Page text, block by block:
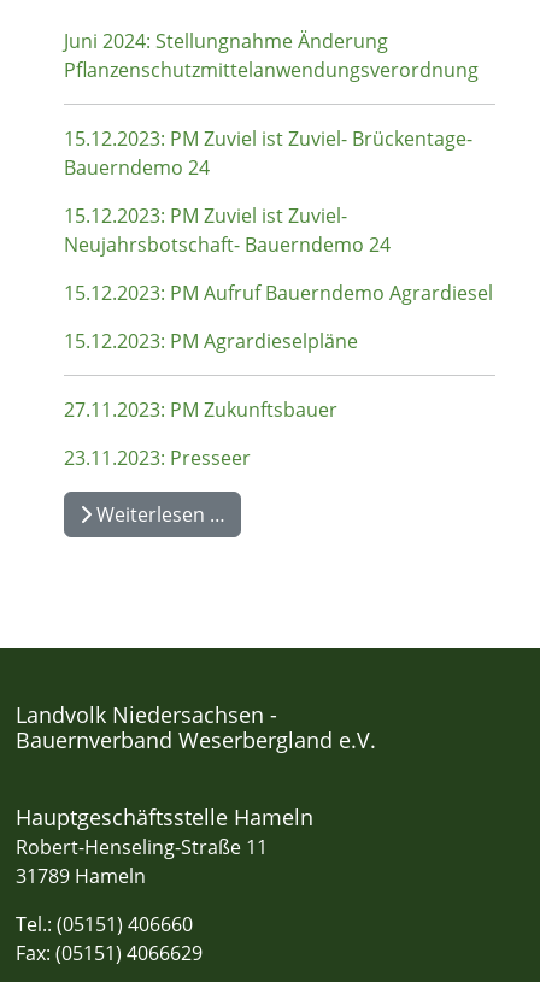
Juni 2024: Stellungnahme Änderung
Pflanzenschutzmittelanwendungsverordnung
15.12.2023: PM Zuviel ist Zuviel- Brückentage-
Bauerndemo 24
15.12.2023: PM Zuviel ist Zuviel-
Neujahrsbotschaft- Bauerndemo 24
15.12.2023: PM Aufruf Bauerndemo Agrardiesel
15.12.2023: PM Agrardieselpläne
27.11.2023: PM Zukunftsbauer
23.11.2023: Presseer
Weiterlesen …
Landvolk Niedersachsen -
Bauernverband Weserbergland e.V.
Hauptgeschäftsstelle Hameln
Robert-Henseling-Straße 11
31789 Hameln
Tel.: (05151) 406660
Fax: (05151) 4066629